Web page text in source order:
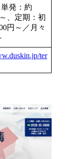
発：約
、定期：初
円～／月々
ter